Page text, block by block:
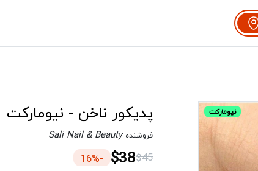
نیومارکت پدیکور ناخن - نیومارکت
فروشنده Sali Nail & Beauty
$45
$38
-16%